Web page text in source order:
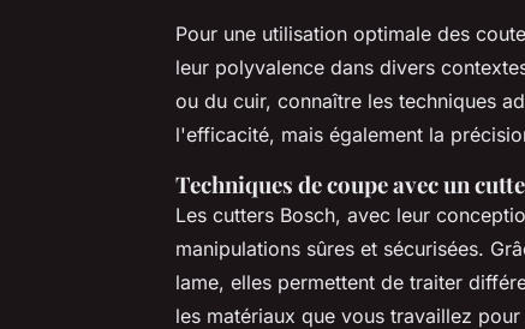
Pour une utilisation optimale des
leur polyvalence dans divers
ou du cuir, connaître les techniques
l'efficacité, mais également la
Techniques de coupe avec un
Les cutters Bosch, avec leur
manipulations sûres et sécurisées.
lame, elles permettent de traiter
les matériaux que vous travaillez